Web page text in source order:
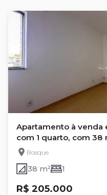
Apartamento à venda
com 1 quarto, com 38
Bosque
38 m² 1
R$ 205.000